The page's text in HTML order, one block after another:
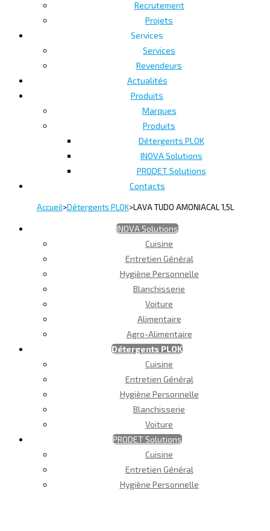
Recrutement
Projets
Services
Services
Revendeurs
Actualités
Produits
Marques
Produits
Détergents PLOK
INOVA Solutions
PRODET Solutions
Contacts
Accueil>Détergents PLOK>LAVA TUDO AMONIACAL 1,5L
INOVA Solutions
Cuisine
Entretien Général
Hygiène Personnelle
Blanchisserie
Voiture
Alimentaire
Agro-Alimentaire
Détergents PLOK
Cuisine
Entretien Général
Hygiène Personnelle
Blanchisserie
Voiture
PRODET Solutions
Cuisine
Entretien Général
Hygiène Personnelle